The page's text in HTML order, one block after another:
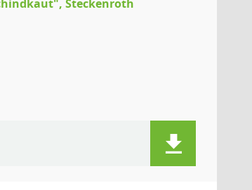
Steckenroth